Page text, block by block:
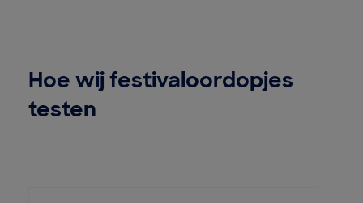
Hoe wij festivaloordopjes
testen